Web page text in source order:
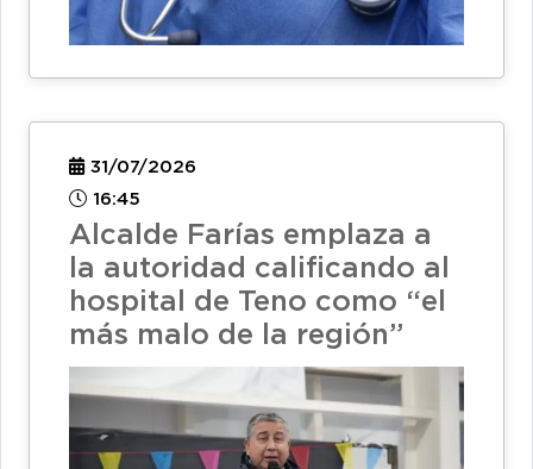
31/07/2026
16:45
Alcalde Farías emplaza a
la autoridad calificando al
hospital de Teno como “el
más malo de la región”